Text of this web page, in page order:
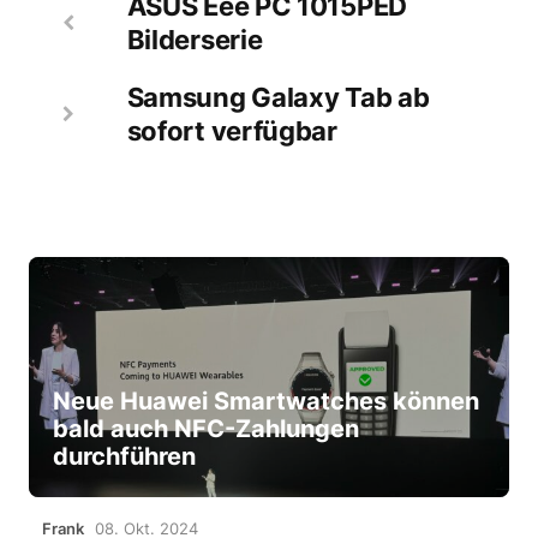
Bilderserie
Samsung Galaxy Tab ab
sofort verfügbar
Neue Huawei Smartwatches können
bald auch NFC-Zahlungen
durchführen
Frank 08. Okt. 2024